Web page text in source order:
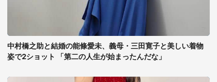
中村橋之助と結婚の能條愛未、義母・三田寛子と美しい着物
姿で2ショット 「第二の人生が始まったんだな」